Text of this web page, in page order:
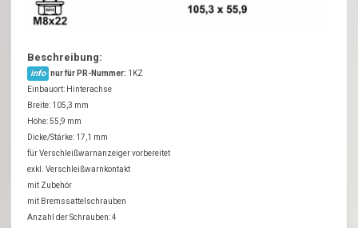
Beschreibung:
info nur für PR-Nummer: 1KZ
Einbauort: Hinterachse
Breite: 105,3 mm
Höhe: 55,9 mm
Dicke/Stärke: 17,1 mm
für Verschleißwarnanzeiger vorbereitet
exkl. Verschleißwarnkontakt
mit Zubehör
mit Bremssattelschrauben
Anzahl der Schrauben: 4